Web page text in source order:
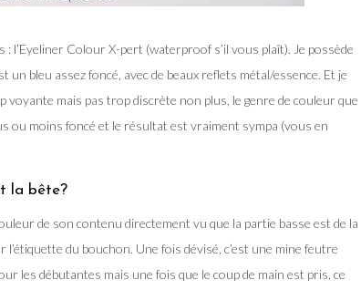
Colour X-pert (waterproof s’il vous plaît). Je possède
bleu assez foncé, avec de beaux reflets métal/essence. Et je
mais pas trop discrète non plus, le genre de couleur que
ou moins foncé et le résultat est vraiment sympa (vous en
la bête?
de son contenu directement vu que la partie basse est de la
du bouchon. Une fois dévisé, c’est une mine feutre
les débutantes mais une fois que le coup de main est pris, ce